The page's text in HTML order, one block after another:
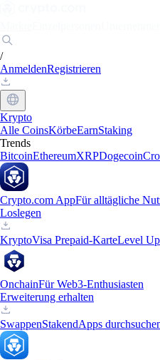
/
AnmeldenRegistrieren
Krypto
Alle CoinsKörbeEarnStaking
Trends
BitcoinEthereumXRPDogecoin
Crypto.com AppFür alltägliche
Loslegen
KryptoVisa Prepaid-KarteLevel Up
OnchainFür Web3-Enthusiasten
Erweiterung erhalten
SwappenStakendApps